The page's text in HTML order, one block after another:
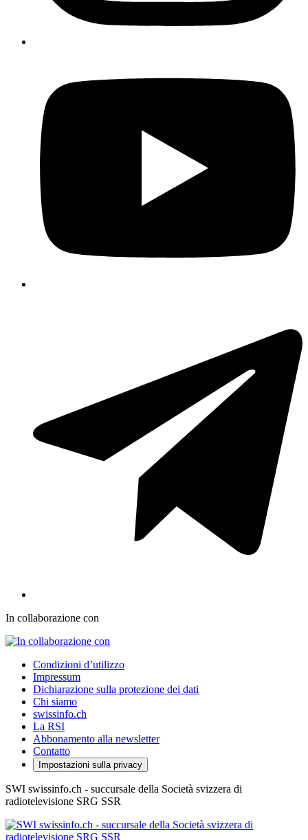
In collaborazione con
Condizioni d’utilizzo
Impressum
Dichiarazione sulla protezione dei dati
Chi siamo
swissinfo.ch
La RSI
Abbonamento alla newsletter
Contatto
Impostazioni sulla privacy
SWI swissinfo.ch - succursale della Società svizzera di
radiotelevisione SRG SSR